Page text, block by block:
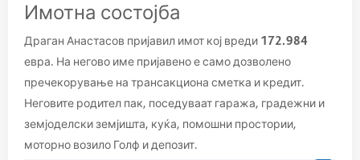
Имотна состојба
Драган Анастасов пријавил имот кој вреди 172.984
евра. На негово име пријавено е само дозволено
пречекорување на трансакциона сметка и кредит.
Неговите родител пак, поседуваат гаража, градежни и
земјоделски земјишта, куќа, помошни простории,
моторно возило Голф и депозит.